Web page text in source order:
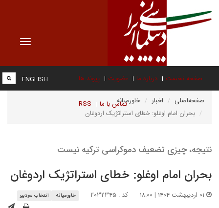
Toggle
صفحه نخست درباره ما عضویت پیوند ها
تماس با ما RSS
ENGLISH
صفحه‌اصلی اخبار
خاورمیانه
بحران امام اوغلو: خطای استراتژیک اردوغان
نتیجه، چیزی تضعیف دموکراسی ترکیه نیست
بحران امام اوغلو: خطای استراتژیک اردوغان
کد : ۲۰۳۲۳۴۵ خاورمیانه انتخاب سردبیر